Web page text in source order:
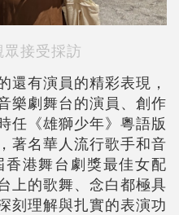
接受採訪
還有演員的精彩表現，
樂劇舞台的演員、創作
任《雄獅少年》粵語版
著名華人流行歌手和音
港舞台劇獎最佳女配
上的歌舞、念白都極具
刻理解與扎實的表演功